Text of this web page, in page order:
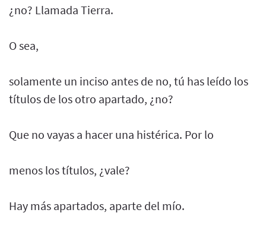
¿no? Llamada Tierra.
O sea,
solamente un inciso antes de no, tú has leído los
títulos de los otro apartado, ¿no?
Que no vayas a hacer una histérica. Por lo
menos los títulos, ¿vale?
Hay más apartados, aparte del mío.